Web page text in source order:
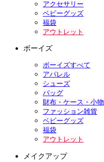
アクセサリー
ベビーグッズ
福袋
アウトレット
ボーイズ
ボーイズすべて
アパレル
シューズ
バッグ
財布・ケース・小物
ファッション雑貨
ベビーグッズ
福袋
アウトレット
メイクアップ